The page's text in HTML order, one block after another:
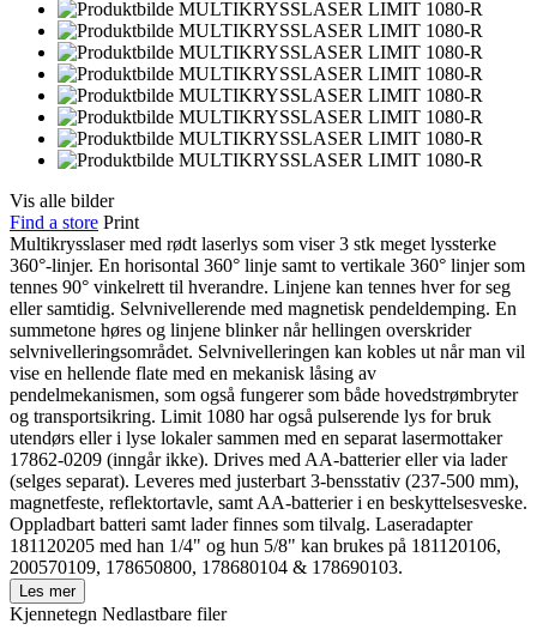
Vis alle bilder
Find a store Print
Multikrysslaser med rødt laserlys som viser 3 stk meget lyssterke
360°-linjer. En horisontal 360° linje samt to vertikale 360° linjer som
tennes 90° vinkelrett til hverandre. Linjene kan tennes hver for seg
eller samtidig. Selvnivellerende med magnetisk pendeldemping. En
summetone høres og linjene blinker når hellingen overskrider
selvnivelleringsområdet. Selvnivelleringen kan kobles ut når man vil
vise en hellende flate med en mekanisk låsing av
pendelmekanismen, som også fungerer som både hovedstrømbryter
og transportsikring. Limit 1080 har også pulserende lys for bruk
utendørs eller i lyse lokaler sammen med en separat lasermottaker
17862-0209 (inngår ikke). Drives med AA-batterier eller via lader
(selges separat). Leveres med justerbart 3-bensstativ (237-500 mm),
magnetfeste, reflektortavle, samt AA-batterier i en beskyttelsesveske.
Oppladbart batteri samt lader finnes som tilvalg. Laseradapter
181120205 med han 1/4" og hun 5/8" kan brukes på 181120106,
200570109, 178650800, 178680104 & 178690103.
Les mer
Kjennetegn Nedlastbare filer